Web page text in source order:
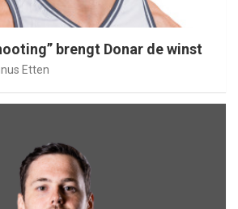
brengt Donar de winst
Etten